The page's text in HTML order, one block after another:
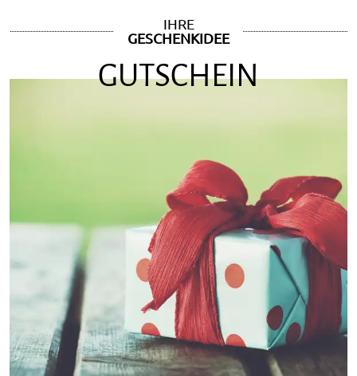
IHRE
GESCHENKIDEE
GUTSCHEIN